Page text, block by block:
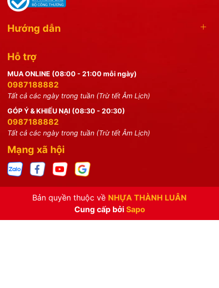
Hướng dẫn
Hỗ trợ
MUA ONLINE (08:00 - 21:00 mỗi ngày)
0987188882
Tất cả các ngày trong tuần (Trừ tết Âm Lịch)
GÓP Ý & KHIẾU NẠI (08:30 - 20:30)
0987188882
Tất cả các ngày trong tuần (Trừ tết Âm Lịch)
Mạng xã hội
Bản quyền thuộc về NHỰA THÀNH LUÂN
Cung cấp bởi Sapo